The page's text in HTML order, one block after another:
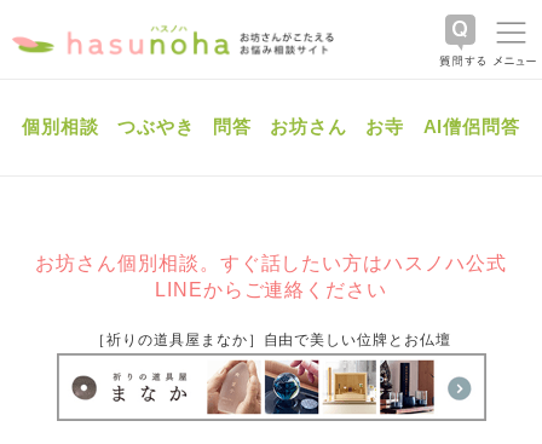
個別相談 つぶやき 問答 お坊さん お寺 AI僧侶問答
お坊さん個別相談。すぐ話したい方はハスノハ公式
LINEからご連絡ください
［祈りの道具屋まなか］自由で美しい位牌とお仏壇